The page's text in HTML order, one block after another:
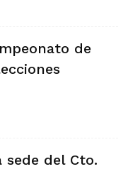
de
sede del Cto.